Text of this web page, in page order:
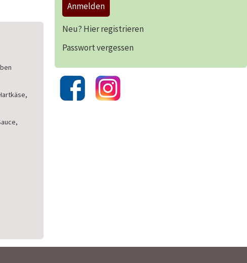
Anmelden
Neu? Hier registrieren
Passwort vergessen